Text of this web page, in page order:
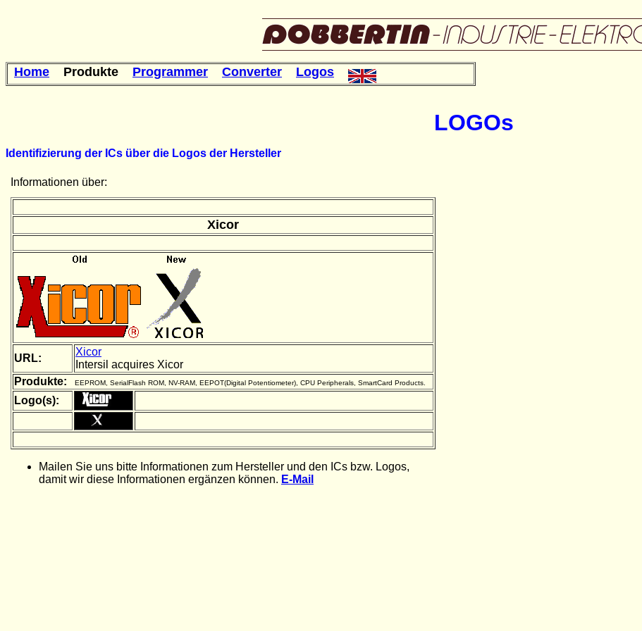
Home Produkte Programmer Converter Logos
LOGOs
Identifizierung der ICs über die Logos der Hersteller
Informationen über:
Xicor
URL:
Xicor
Intersil acquires Xicor
Produkte:
EEPROM, SerialFlash ROM, NV-RAM, EEPOT(Digital Potentiometer), CPU Peripherals, SmartCard Products.
Logo(s):
Mailen Sie uns bitte Informationen zum Hersteller und den ICs bzw. Logos,
damit wir diese Informationen ergänzen können. E-Mail